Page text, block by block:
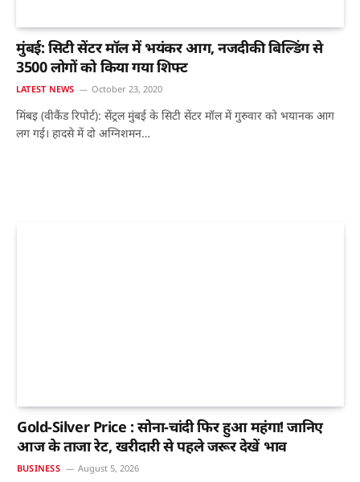
मुंबई: सिटी सेंटर मॉल में भयंकर आग, नजदीकी बिल्डिंग से
3500 लोगों को किया गया शिफ्ट
LATEST NEWS October 23, 2020
मिंबइ (वीकैंड रिपोर्ट): सेंट्रल मुंबई के सिटी सेंटर मॉल में गुरुवार को भयानक आग
लग गई। हादसे में दो अग्निशमन…
Gold-Silver Price : सोना-चांदी फिर हुआ महंगा! जानिए
आज के ताजा रेट, खरीदारी से पहले जरूर देखें भाव
BUSINESS August 5, 2026